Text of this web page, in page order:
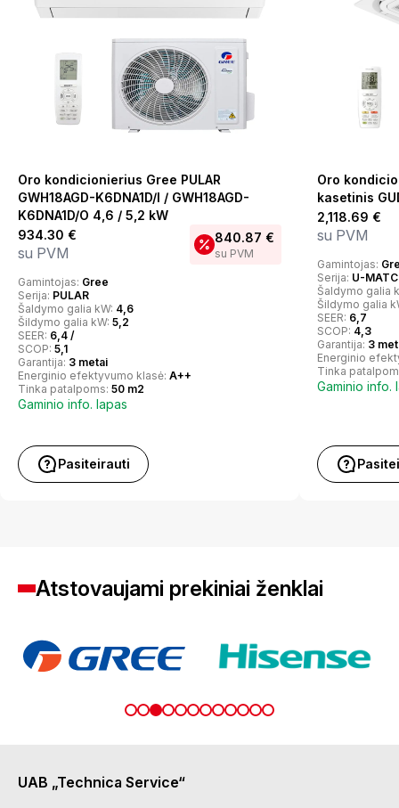
Oro kondicionierius Gree PULAR
GWH18AGD-K6DNA1D/I / GWH18AGD-
K6DNA1D/O 4,6 / 5,2 kW
934.30 €
su PVM
840.87 €
su PVM
Gamintojas: Gree
Serija: PULAR
Šaldymo galia kW: 4,6
Šildymo galia kW: 5,2
SEER: 6,4 /
SCOP: 5,1
Garantija: 3 metai
Energinio efektyvumo klasė: A++
Tinka patalpoms: 50 m2
Gaminio info. lapas
Pasiteirauti
Oro
kasetinis
2,118.69 €
su PVM
Gamintojas:
Serija: U-
Šaldymo galia
Šildymo galia
SEER: 6,7
SCOP: 4,3
Garantija: 3
Energinio
Tinka
Gaminio info.
Atstovaujami prekiniai ženklai
UAB „Technica Service“